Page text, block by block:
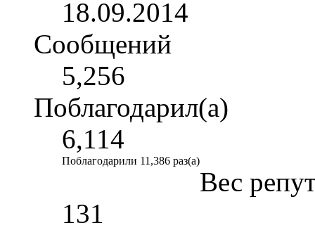
18.09.2014
Сообщений
5,256
Поблагодарил(а)
6,114
Поблагодарили 11,386 раз(а)
Вес
131